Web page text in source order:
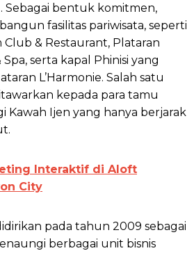
Sebagai bentuk komitmen,
fasilitas pariwisata, seperti
& Restaurant, Plataran
serta kapal Phinisi yang
L’Harmonie. Salah satu
kepada para tamu
Kawah Ijen yang hanya berjarak
Interaktif di Aloft
City
pada tahun 2009 sebagai
berbagai unit bisnis